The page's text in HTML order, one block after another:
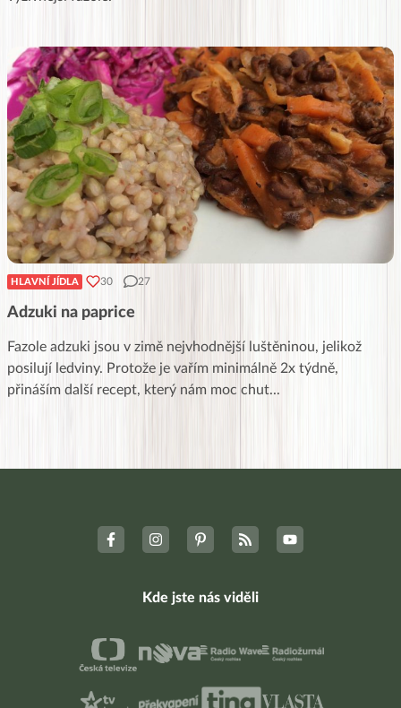
HLAVNÍ JÍDLA 30 27
Adzuki na paprice
Fazole adzuki jsou v zimě nejvhodnější luštěninou, jelikož
posilují ledviny. Protože je vařím minimálně 2x týdně,
přináším další recept, který nám moc chut...
Kde jste nás viděli